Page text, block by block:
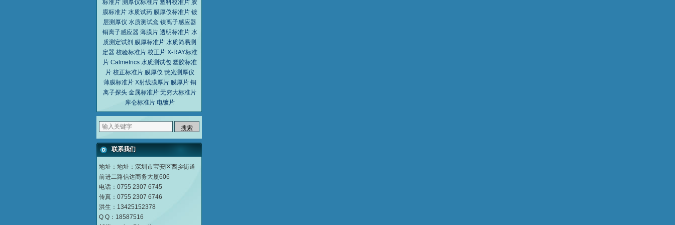
标准片 测厚仪标准片 塑料校准片 胶
膜标准片 水质试药 膜厚仪标准片 镀
层测厚仪 水质测试盒 镍离子感应器
铜离子感应器 薄膜片 透明标准片 水
质测定试剂 膜厚标准片 水质简易测
定器 校验标准片 校正片 X-RAY标准
片 Calmetrics 水质测试包 塑胶标准
片 校正标准片 膜厚仪 荧光测厚仪
薄膜标准片 X射线膜厚片 膜厚片 铜
离子探头 金属标准片 无穷大标准片
库仑标准片 电镀片
联系我们
地址：地址：深圳市宝安区西乡街道
前进二路信达商务大厦606
电话：0755 2307 6745
传真：0755 2307 6746
洪生：13425152378
Q Q：18587516